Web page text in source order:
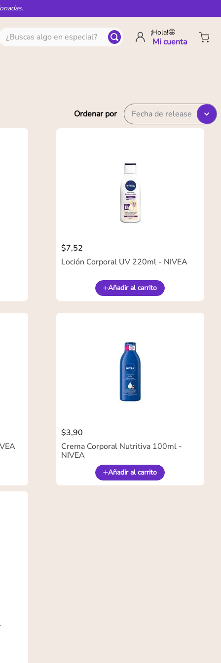
algo en especial? ¡Hola!🤩
Ordenar por Fecha de release
$7,52
Loción Corporal UV 220ml - NIVEA
Añadir al carrito
$3,90
Crema Corporal Nutritiva 100ml -
NIVEA
Añadir al carrito